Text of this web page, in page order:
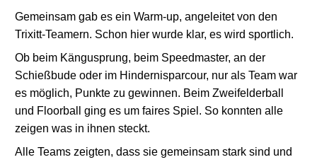
Gemeinsam gab es ein Warm-up, angeleitet von den
Trixitt-Teamern. Schon hier wurde klar, es wird sportlich.
Ob beim Kängusprung, beim Speedmaster, an der
Schießbude oder im Hindernisparcour, nur als Team war
es möglich, Punkte zu gewinnen. Beim Zweifelderball
und Floorball ging es um faires Spiel. So konnten alle
zeigen was in ihnen steckt.
Alle Teams zeigten, dass sie gemeinsam stark sind und